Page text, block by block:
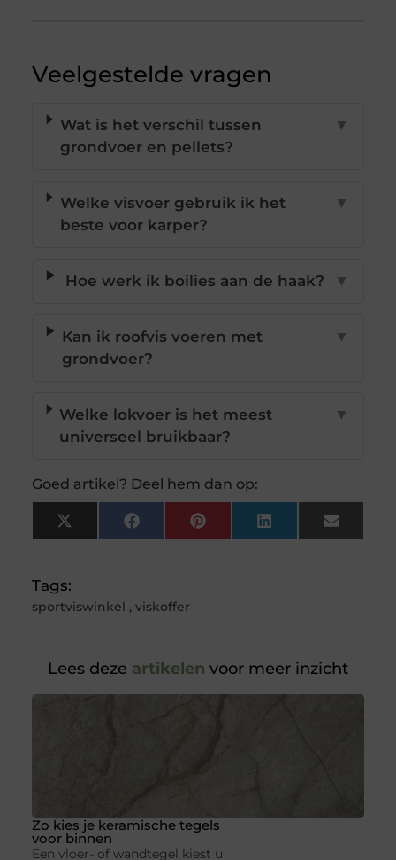
Veelgestelde vragen
Wat is het verschil tussen
grondvoer en pellets?
▼
Welke visvoer gebruik ik het
beste voor karper?
▼
Hoe werk ik boilies aan de haak? ▼
Kan ik roofvis voeren met
grondvoer?
▼
Welke lokvoer is het meest
universeel bruikbaar?
▼
Goed artikel? Deel hem dan op:
X
(Twitter)
FacebookPinterestLinkedInEmail
Tags:
sportviswinkel , viskoffer
Lees deze artikelen voor meer inzicht
Zo kies je keramische tegels
voor binnen
Een vloer- of wandtegel kiest u